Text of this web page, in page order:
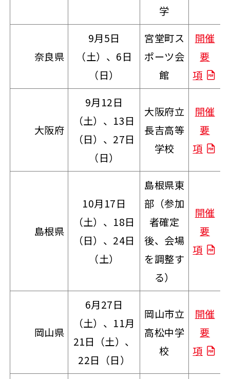
学
奈良県
9月5日
（土）、6日
（日）
宮堂町ス
ポーツ会
館
開催
要
項
大阪府
9月12日
（土）、13日
（日）、27日
（日）
大阪府立
長吉高等
学校
開催
要
項
島根県
10月17日
（土）、18日
（日）、24日
（土）
島根県東
部（参加
者確定
後、会場
を調整す
る）
開催
要
項
岡山県
6月27日
（土）、11月
21日（土）、
22日（日）
岡山市立
高松中学
校
開催
要
項